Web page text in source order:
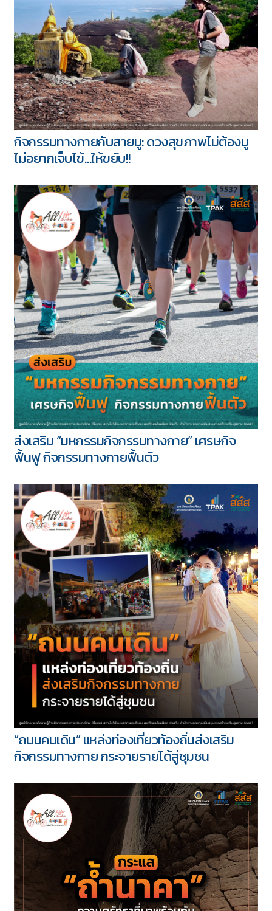
กิจกรรมทางกายกับสายมู: ดวงสุขภาพไม่ต้องมู
ไม่อยากเจ็บไข้…ให้ขยับ!!
ส่งเสริม “มหกรรมกิจกรรมทางกาย” เศรษกิจ
ฟื้นฟู กิจกรรมทางกายฟื้นตัว
“ถนนคนเดิน” แหล่งท่องเที่ยวท้องถิ่นส่งเสริม
กิจกรรมทางกาย กระจายรายได้สู่ชุมชน